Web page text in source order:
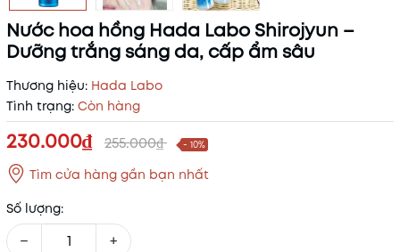
Nước hoa hồng Hada Labo Shirojyun –
Dưỡng trắng sáng da, cấp ẩm sâu
Thương hiệu: Hada Labo
Tình trạng: Còn hàng
230.000₫ 255.000₫ - 10%
Tìm cửa hàng gần bạn nhất
Số lượng:
− +